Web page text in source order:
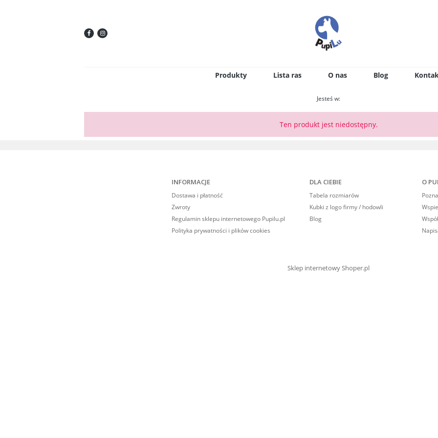
Produkty Lista ras O nas Blog
Jesteś w:
Ten produkt jest niedostępny.
INFORMACJE
Dostawa i płatność
Zwroty
Regulamin sklepu internetowego Pupilu.pl
Polityka prywatności i plików cookies
DLA CIEBIE
Tabela rozmiarów
Kubki z logo firmy / hodowli
Blog
O
Sklep internetowy Shoper.pl